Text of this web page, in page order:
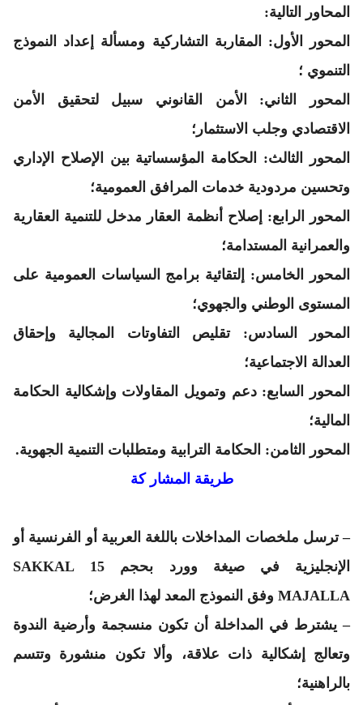
المحاور التالية:
المحور الأول: المقاربة التشاركية ومسألة إعداد النموذج
التنموي ؛
المحور الثاني: الأمن القانوني سبيل لتحقيق الأمن
الاقتصادي وجلب الاستثمار؛
المحور الثالث: الحكامة المؤسساتية بين الإصلاح الإداري
وتحسين مردودية خدمات المرافق العمومية؛
المحور الرابع: إصلاح أنظمة العقار مدخل للتنمية العقارية
والعمرانية المستدامة؛
المحور الخامس: إلتقائية برامج السياسات العمومية على
المستوى الوطني والجهوي؛
المحور السادس: تقليص التفاوتات المجالية وإحقاق
العدالة الاجتماعية؛
المحور السابع: دعم وتمويل المقاولات وإشكالية الحكامة
المالية؛
المحور الثامن: الحكامة الترابية ومتطلبات التنمية الجهوية.
طريقة المشار كة
– ترسل ملخصات المداخلات باللغة العربية أو الفرنسية أو
الإنجليزية في صيغة وورد بحجم 15 SAKKAL
MAJALLA وفق النموذج المعد لهذا الغرض؛
– يشترط في المداخلة أن تكون منسجمة وأرضية الندوة
وتعالج إشكالية ذات علاقة، وألا تكون منشورة وتتسم
بالراهنية؛